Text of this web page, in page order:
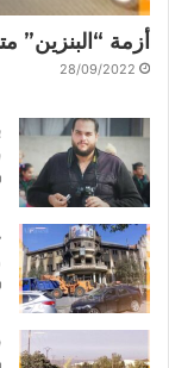
أزمة “البنزين”
28/09/2022